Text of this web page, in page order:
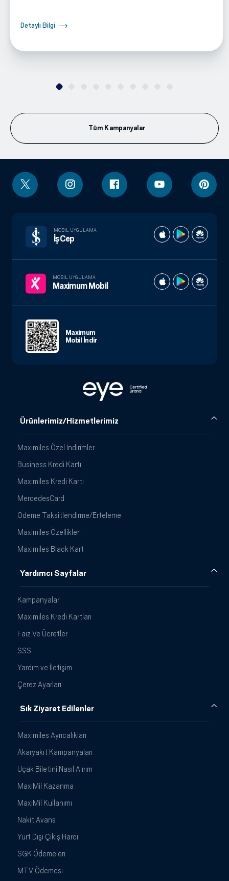
Detaylı Bilgi
Tüm Kampanyalar
Ürünlerimiz/Hizmetlerimiz
Maximiles Özel İndirimler
Business Kredi Kartı
Maximiles Kredi Kartı
MercedesCard
Ödeme Taksitlendirme/Erteleme
Maximiles Özellikleri
Maximiles Black Kart
Yardımcı Sayfalar
Kampanyalar
Maximiles Kredi Kartları
Faiz Ve Ücretler
SSS
Yardım ve İletişim
Çerez Ayarları
Sık Ziyaret Edilenler
Maximiles Ayrıcalıkları
Akaryakıt Kampanyaları
Uçak Biletini Nasıl Alırım
MaxiMil Kazanma
MaxiMil Kullanımı
Nakit Avans
Yurt Dışı Çıkış Harcı
SGK Ödemeleri
MTV Ödemesi
MOBIL UYGULAMA
İşCep
MOBIL UYGULAMA
Maximum Mobil
Maximum
Mobil İndir